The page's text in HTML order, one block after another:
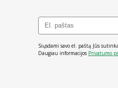
Siųsdami savo el. paštą Jūs
Daugiau informacijos Privatumo